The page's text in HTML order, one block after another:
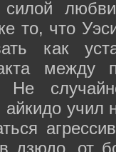
силой
то, что
как
между
Не
учил
дзюдо, от